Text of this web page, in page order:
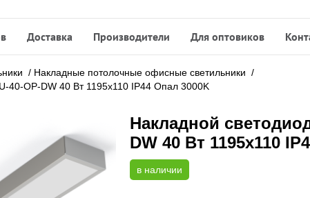
Доставка Производители Для оптовиков
/ Накладные потолочные офисные светильники /
40-OP-DW 40 Вт 1195x110 IP44 Опал 3000K
Накладной
DW 40 Вт 1195x110
в наличии